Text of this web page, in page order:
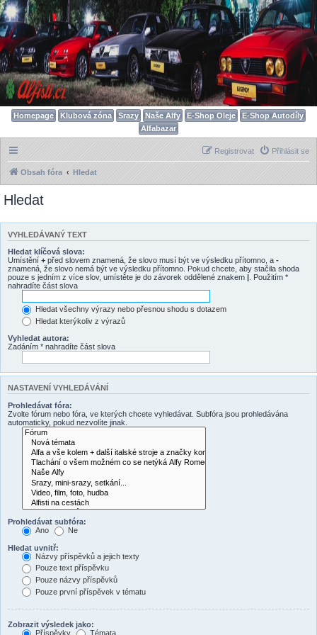
Homepage Klubová zóna Srazy Naše Alfy E-Shop Oleje
E-Shop Autodíly
Alfabazar
Přihlásit se
Registrovat
Obsah fóra Hledat
Hledat
VYHLEDÁVANÝ TEXT
Hledat klíčová slova:
Umístění + před slovem znamená, že slovo musí být ve výsledku přítomno, a -
znamená, že slovo nemá být ve výsledku přítomno. Pokud chcete, aby stačila shoda
pouze s jedním z více slov, umístěte je do závorek oddělené znakem | . Použitím *
nahradíte část slova
Hledat všechny výrazy nebo přesnou shodu s dotazem
Hledat kterýkoliv z výrazů
Vyhledat autora:
Zadáním * nahradíte část slova
NASTAVENÍ VYHLEDÁVÁNÍ
Prohledávat fóra:
Zvolte fórum nebo fóra, ve kterých chcete vyhledávat. Subfóra jsou prohledávána
automaticky, pokud nezvolíte jinak.
Prohledávat subfóra:
Ano
Ne
Hledat uvnitř:
Názvy příspěvků a jejich texty
Pouze text příspěvku
Pouze názvy příspěvků
Pouze první příspěvek v tématu
Zobrazit výsledek jako:
Příspěvky
Témata